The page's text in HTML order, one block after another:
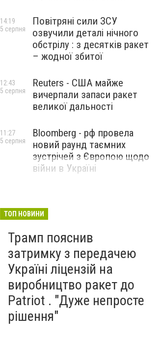
Повітряні сили ЗСУ
озвучили деталі нічного
обстрілу : з десятків ракет
– жодної збитої
14:19
5 серпня
Reuters - США майже
вичерпали запаси ракет
великої дальності
12:43
5 серпня
Bloomberg - рф провела
новий раунд таємних
зустрічей з Європою щодо
війни в Україні
11:27
5 серпня
ТОП НОВИНИ
Трамп пояснив
затримку з передачею
Україні ліцензій на
виробництво ракет до
Patriot . "Дуже непросте
рішення"